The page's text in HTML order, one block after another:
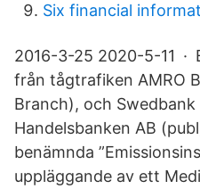
Six financial
2016-3-25 2020-5-11 ·
från tågtrafiken AMRO
Branch), och Swedbank
Handelsbanken AB
benämnda
uppläggande av ett